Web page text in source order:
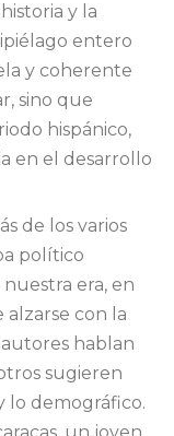
y la
entero
y coherente
sino que
hispánico,
en el desarrollo
de los varios
político
nuestra era, en
con la
hablan
sugieren
lo demográfico.